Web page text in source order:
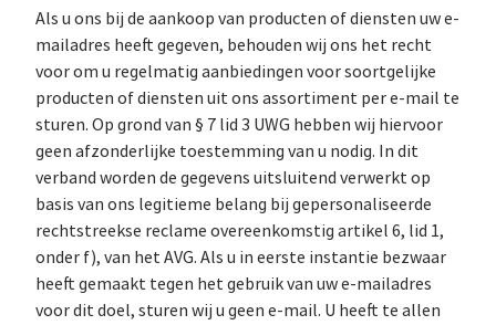
Als u ons bij de aankoop van producten of diensten uw e-
mailadres heeft gegeven, behouden wij ons het recht
voor om u regelmatig aanbiedingen voor soortgelijke
producten of diensten uit ons assortiment per e-mail te
sturen. Op grond van § 7 lid 3 UWG hebben wij hiervoor
geen afzonderlijke toestemming van u nodig. In dit
verband worden de gegevens uitsluitend verwerkt op
basis van ons legitieme belang bij gepersonaliseerde
rechtstreekse reclame overeenkomstig artikel 6, lid 1,
onder f), van het AVG. Als u in eerste instantie bezwaar
heeft gemaakt tegen het gebruik van uw e-mailadres
voor dit doel, sturen wij u geen e-mail. U heeft te allen